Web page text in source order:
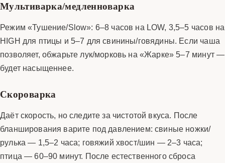
Мультиварка/медленноварка
Режим «Тушение/Slow»: 6–8 часов на LOW, 3,5–5 часов на
HIGH для птицы и 5–7 для свинины/говядины. Если чаша
позволяет, обжарьте лук/морковь на «Жарке» 5–7 минут —
будет насыщеннее.
Скороварка
Даёт скорость, но следите за чистотой вкуса. После
бланширования варите под давлением: свиные ножки/
рулька — 1,5–2 часа; говяжий хвост/шин — 2–3 часа;
птица — 60–90 минут. После естественного сброса